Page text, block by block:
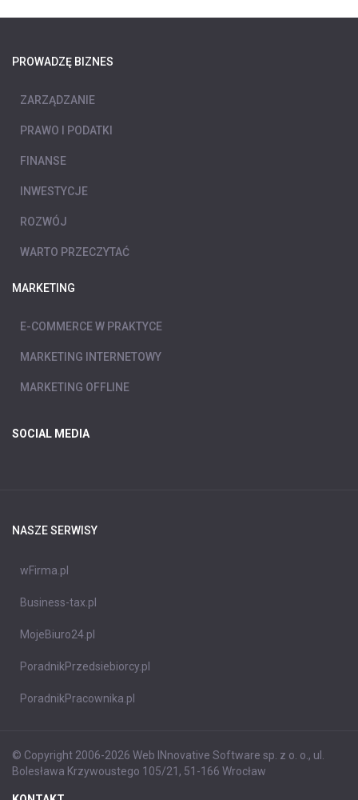
PROWADZĘ BIZNES
ZARZĄDZANIE
PRAWO I PODATKI
FINANSE
INWESTYCJE
ROZWÓJ
WARTO PRZECZYTAĆ
MARKETING
E-COMMERCE W PRAKTYCE
MARKETING INTERNETOWY
MARKETING OFFLINE
SOCIAL MEDIA
NASZE SERWISY
wFirma.pl
Business-tax.pl
MojeBiuro24.pl
PoradnikPrzedsiebiorcy.pl
PoradnikPracownika.pl
© Copyright 2006-2026 Web INnovative Software sp. z o. o., ul.
Bolesława Krzywoustego 105/21, 51-166 Wrocław